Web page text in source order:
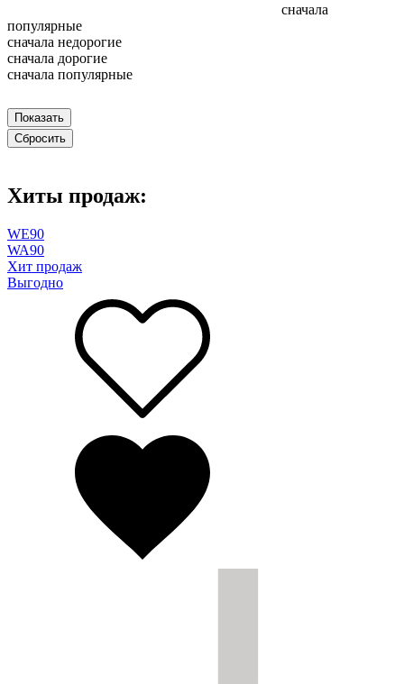
сначала
популярные
сначала недорогие
сначала дорогие
сначала популярные
Хиты продаж:
WE90
WA90
Хит продаж
Выгодно